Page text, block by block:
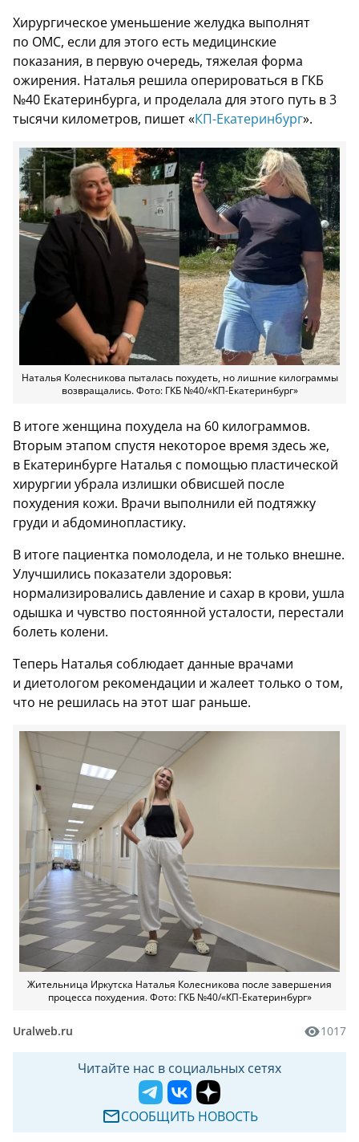
Хирургическое уменьшение желудка выполнят
по ОМС, если для этого есть медицинские
показания, в первую очередь, тяжелая форма
ожирения. Наталья решила оперироваться в ГКБ
№40 Екатеринбурга, и проделала для этого путь в 3
тысячи километров, пишет «КП-Екатеринбург».
Наталья Колесникова пыталась похудеть, но лишние килограммы
возвращались. Фото: ГКБ №40/«КП-Екатеринбург»
В итоге женщина похудела на 60 килограммов.
Вторым этапом спустя некоторое время здесь же,
в Екатеринбурге Наталья с помощью пластической
хирургии убрала излишки обвисшей после
похудения кожи. Врачи выполнили ей подтяжку
груди и абдоминопластику.
В итоге пациентка помолодела, и не только внешне.
Улучшились показатели здоровья:
нормализировались давление и сахар в крови, ушла
одышка и чувство постоянной усталости, перестали
болеть колени.
Теперь Наталья соблюдает данные врачами
и диетологом рекомендации и жалеет только о том,
что не решилась на этот шаг раньше.
Жительница Иркутска Наталья Колесникова после завершения
процесса похудения. Фото: ГКБ №40/«КП-Екатеринбург»
Uralweb.ru 1017
Читайте нас в социальных сетях
СООБЩИТЬ НОВОСТЬ